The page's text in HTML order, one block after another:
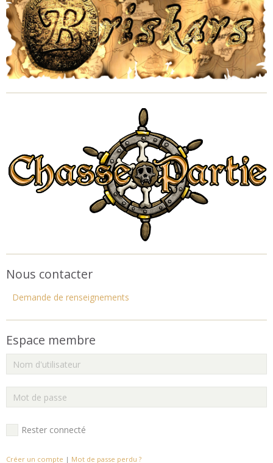
Nous contacter
Demande de renseignements
Espace membre
Rester connecté
Créer un compte | Mot de passe perdu ?